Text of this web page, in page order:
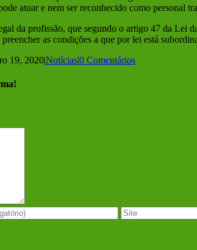
atuar e nem ser reconhecido como personal
da profissão, que segundo o artigo 47 da Lei
as condições a que por lei está
19, 2020|Notícias|0 Comentários